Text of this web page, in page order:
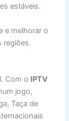
estáveis.
e melhorar o
regiões.
Com o IPTV
jogo,
Taça de